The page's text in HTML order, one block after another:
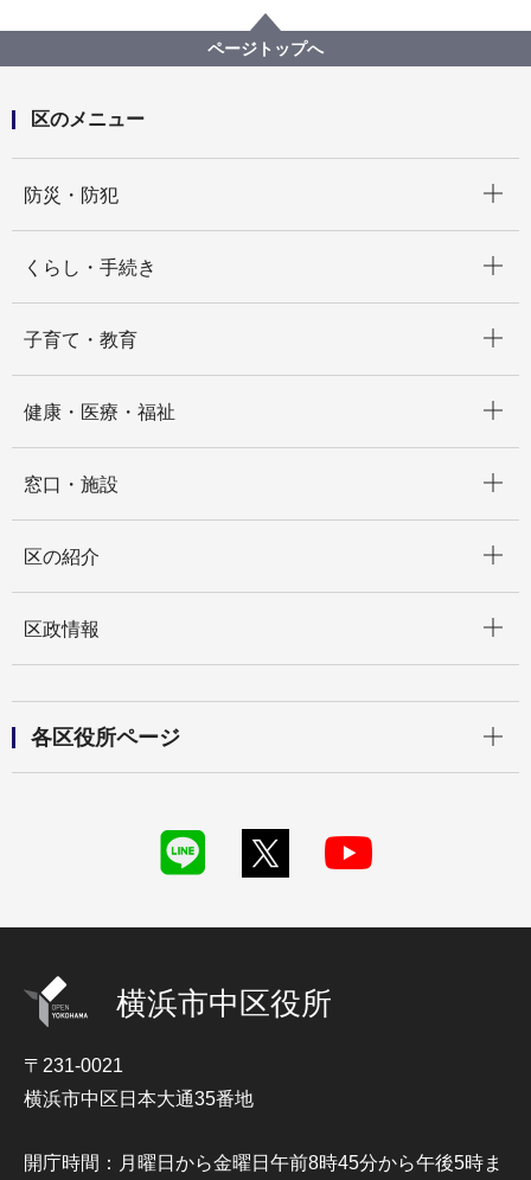
もっと使おうスマートフォン(機種別)
ページトップへ
区のメニュー
防災・防犯
くらし・手続き
子育て・教育
健康・医療・福祉
窓口・施設
区の紹介
区政情報
各区役所ページ
横浜市中区役所
〒231-0021
横浜市中区日本大通35番地
開庁時間：月曜日から金曜日午前8時45分から午後5時ま